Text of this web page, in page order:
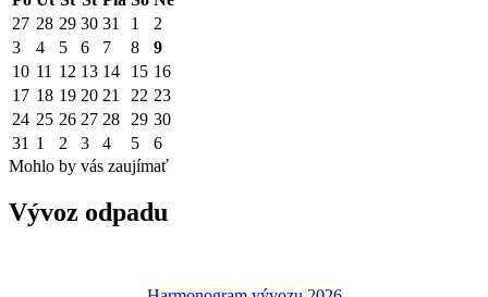
27 28 29 30 31 1
2
3
4 5 6 7 8
9
10 11 12 13 14 15 16
17 18 19 20 21 22 23
24 25 26 27 28 29 30
31 1 2 3 4 5
6
Mohlo by vás zaujímať
Vývoz odpadu